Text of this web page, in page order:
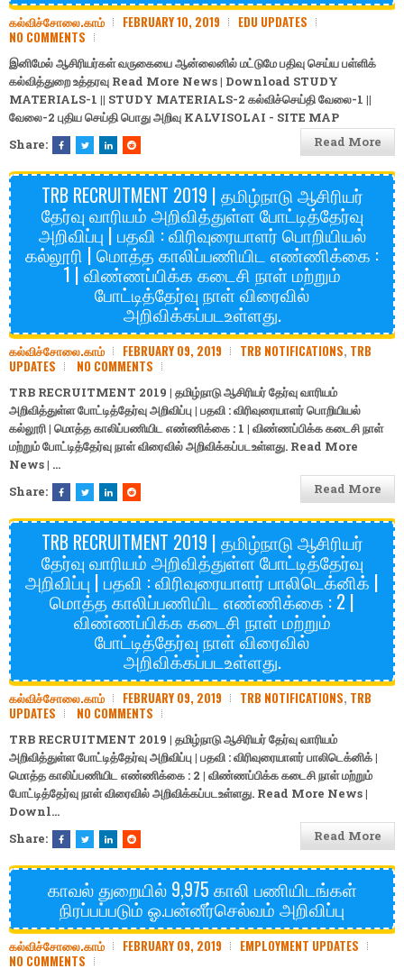
கல்விச்சோலை.காம் FEBRUARY 10, 2019
EDU UPDATES
NO COMMENTS
இனிமேல் ஆசிரியர்கள் வருகையை ஆன்லைனில் மட்டுமே பதிவு செய்ய பள்ளிக்
கல்வித்துறை உத்தரவு Read More News | Download STUDY
MATERIALS-1 || STUDY MATERIALS-2 கல்விச்செய்திவேலை-1 ||
வேலை-2 புதிய செய்திபொது அறிவு KALVISOLAI - SITE MAP
Share:
Read More
TRB RECRUITMENT 2019 | தமிழ்நாடு ஆசிரியர்
தேர்வு வாரியம் அறிவித்துள்ள போட்டித்தேர்வு
அறிவிப்பு | பதவி : விரிவுரையாளர் பொறியியல்
கல்லூரி | மொத்த காலிப்பணியிட எண்ணிக்கை :
1 | விண்ணப்பிக்க கடைசி நாள் மற்றும்
போட்டித்தேர்வு நாள் விரைவில்
அறிவிக்கப்படஉள்ளது.
கல்விச்சோலை.காம் FEBRUARY 09, 2019 TRB NOTIFICATIONS, TRB
UPDATES
NO COMMENTS
TRB RECRUITMENT 2019 | தமிழ்நாடு ஆசிரியர் தேர்வு வாரியம்
அறிவித்துள்ள போட்டித்தேர்வு அறிவிப்பு | பதவி : விரிவுரையாளர் பொறியியல்
கல்லூரி | மொத்த காலிப்பணியிட எண்ணிக்கை : 1 | விண்ணப்பிக்க கடைசி நாள்
மற்றும் போட்டித்தேர்வு நாள் விரைவில் அறிவிக்கப்படஉள்ளது. Read More
News | …
Share:
Read More
TRB RECRUITMENT 2019 | தமிழ்நாடு ஆசிரியர்
தேர்வு வாரியம் அறிவித்துள்ள போட்டித்தேர்வு
அறிவிப்பு | பதவி : விரிவுரையாளர் பாலிடெக்னிக் |
மொத்த காலிப்பணியிட எண்ணிக்கை : 2 |
விண்ணப்பிக்க கடைசி நாள் மற்றும்
போட்டித்தேர்வு நாள் விரைவில்
அறிவிக்கப்படஉள்ளது.
கல்விச்சோலை.காம் FEBRUARY 09, 2019 TRB NOTIFICATIONS, TRB
UPDATES
NO COMMENTS
TRB RECRUITMENT 2019 | தமிழ்நாடு ஆசிரியர் தேர்வு வாரியம்
அறிவித்துள்ள போட்டித்தேர்வு அறிவிப்பு | பதவி : விரிவுரையாளர் பாலிடெக்னிக் |
மொத்த காலிப்பணியிட எண்ணிக்கை : 2 | விண்ணப்பிக்க கடைசி நாள் மற்றும்
போட்டித்தேர்வு நாள் விரைவில் அறிவிக்கப்படஉள்ளது. Read More News |
Downl…
Share:
Read More
காவல் துறையில் 9,975 காலி பணியிடங்கள்
நிரப்பப்படும் ஓ.பன்னீர்செல்வம் அறிவிப்பு
கல்விச்சோலை.காம் FEBRUARY 09, 2019
EMPLOYMENT UPDATES
NO COMMENTS